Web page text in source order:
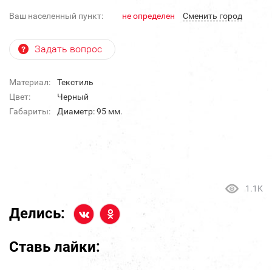
Ваш населенный пункт: не определен Cменить город
Задать вопрос
Материал:
Текстиль
Цвет:
Черный
Габариты:
Диаметр: 95 мм.
1.1K
Делись:
Ставь лайки: